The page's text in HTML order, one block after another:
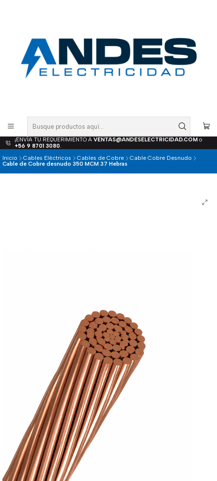
¡ENVÍA TU REQUERIMIENTO A VENTAS@ANDESELECTRICIDAD.COMo
+56 9 8701 3080.
Inicio
Cables Eléctricos Cables de Cobre
Cable Cobre Desnudo
Cable de Cobre desnudo 350 MCM 37 Hebras